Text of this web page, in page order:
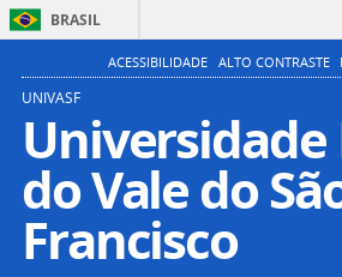
BRASIL
ACESSIBILIDADE ALTO CONTRASTE
UNIVASF
Universidade
do Vale do
Francisco